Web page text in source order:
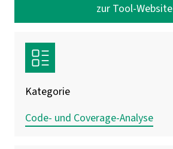
zur Tool-Website
Kategorie
Code- und Coverage-Analyse